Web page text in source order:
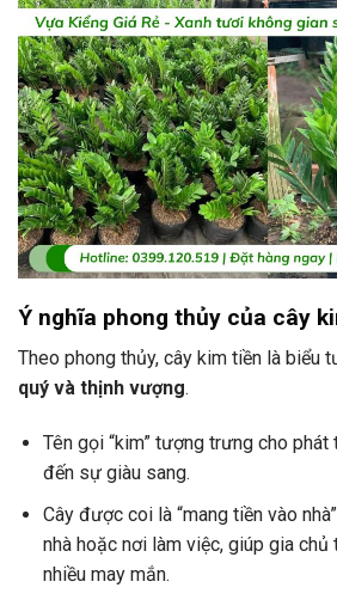
Ý nghĩa phong thủy của cây
Theo phong thủy, cây kim tiền là biểu
quý và thịnh vượng.
Tên gọi “kim” tượng trưng cho phát
đến sự giàu sang.
Cây được coi là “mang tiền vào
nhà hoặc nơi làm việc, giúp gia chủ
nhiều may mắn.